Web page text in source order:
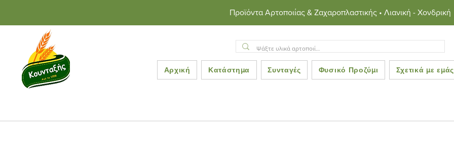
Προϊόντα Αρτοποιίας & Ζαχαροπλαστικής • Λιανική - Χονδρική
Αρχική Κατάστημα Συνταγές Φυσικό Προζύμι Σχετικά με εμάς